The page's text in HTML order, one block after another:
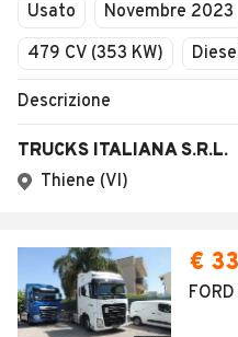
Usato Novembre 2023
479 CV (353 KW)
Descrizione
TRUCKS ITALIANA S.R.L.
Thiene (VI)
€